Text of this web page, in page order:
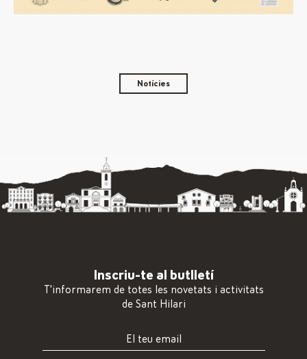
Notícies
Inscriu-te al butlletí
T'informarem de totes les novetats i activitats
de Sant Hilari